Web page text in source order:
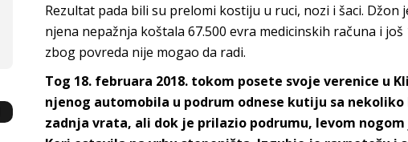
Rezultat pada bili su prelomi kostiju u ruci, nozi i šaci. Džon
njena nepažnja koštala 67.500 evra medicinskih računa i
zbog povreda nije mogao da radi.
Tog 18. februara 2018. tokom posete svoje verenice u
njenog automobila u podrum odnese kutiju sa
zadnja vrata, ali dok je prilazio podrumu, levom